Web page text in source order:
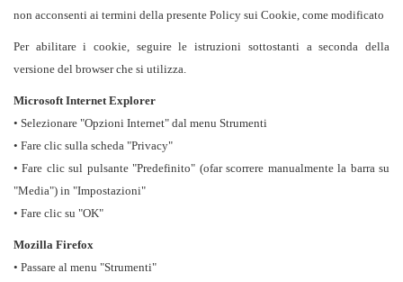
non acconsenti ai termini della presente Policy sui Cookie, come modificato
Per abilitare i cookie, seguire le istruzioni sottostanti a seconda della
versione del browser che si utilizza.
Microsoft Internet Explorer
• Selezionare "Opzioni Internet" dal menu Strumenti
• Fare clic sulla scheda "Privacy"
• Fare clic sul pulsante "Predefinito" (ofar scorrere manualmente la barra su
"Media") in "Impostazioni"
• Fare clic su "OK"
Mozilla Firefox
• Passare al menu "Strumenti"